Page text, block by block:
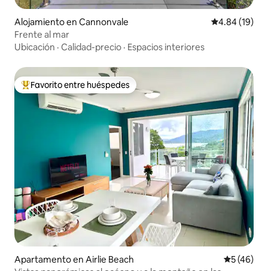
Alojamiento en Cannonvale Calificación
4.84 (19)
Frente al mar
Ubicación · Calidad-precio · Espacios interiores
Favorito entre huéspedes preferido
Favorito entre huéspedes
Apartamento en Airlie Beach
5 (46)